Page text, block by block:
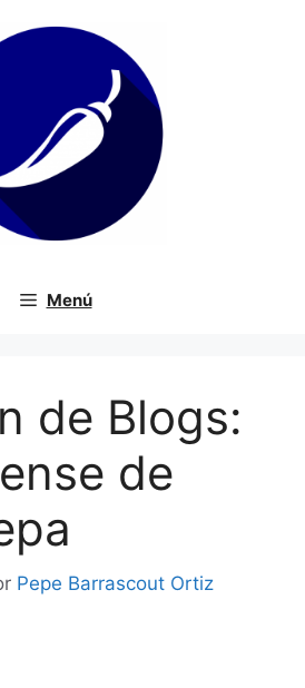
Menú
de Blogs:
de
Pepe Barrascout Ortiz